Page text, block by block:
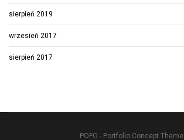
sierpień 2019
wrzesień 2017
sierpień 2017
POFO - Portfolio Concept Theme